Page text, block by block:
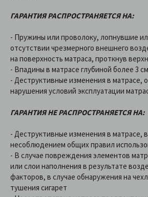
ГАРАНТИЯ РАСПРОСТРАНЯЕТСЯ НА:
- Пружины или проволоку, лопнувшие
отсутствии чрезмерного внешнего
на поверхность матраса, проткнув
- Впадины в матрасе глубиной более 3 см
- Деструктивные изменения в матрасе,
нарушения условий эксплуатации
ГАРАНТИЯ НЕ РАСПРОСТРАНЯЕТСЯ НА:
- Деструктивные изменения в матрасе,
несоблюдением общих правил
- В случае повреждения элементов
или слои наполнения в результате
факторов, в случае обнаружения на
тушения сигарет